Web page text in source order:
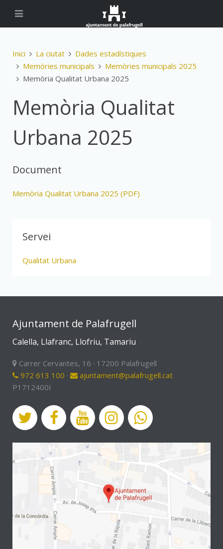
Inici La ciutat
Dades estadístiques
Memòries municipals
Memòries municipals 2025
Memòria Qualitat Urbana 2025
Memòria Qualitat
Urbana 2025
Document
Memòria Qualitat Urbana 2025 (PDF)
Servei
Qualitat Urbana
Ajuntament de Palafrugell
Calella, Llafranc, Llofriu, Tamariu
Carrer Cervantes, 16 · 17200 Palafrugell
972 613 100 ·
ajuntament@palafrugell.cat
P1712400I